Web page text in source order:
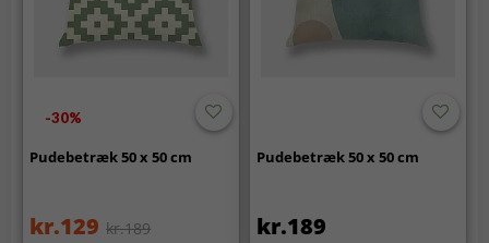
-30%
Pudebetræk 50 x 50 cm
kr.129 kr.189
Pudebetræk 50 x 50 cm
kr.189